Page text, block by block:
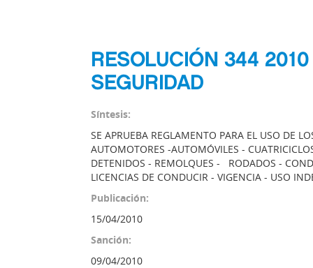
RESOLUCIÓN 344
SEGURIDAD
Síntesis:
SE APRUEBA REGLAMENTO PARA EL USO DE
AUTOMOTORES -AUTOMÓVILES -
DETENIDOS - REMOLQUES - RODADOS -
LICENCIAS DE CONDUCIR - VIGENCIA - USO
Publicación:
15/04/2010
Sanción:
09/04/2010